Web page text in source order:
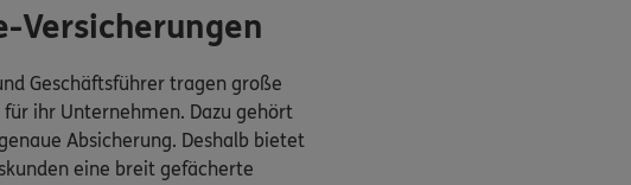
Versicherungen
Geschäftsführer tragen große
ihr Unternehmen. Dazu gehört
Absicherung. Deshalb bietet
eine breit gefächerte